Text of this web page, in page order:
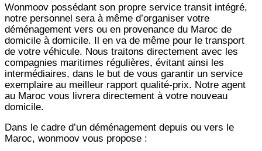
Wonmoov possédant son propre service transit intégré,
notre personnel sera à même d’organiser votre
déménagement vers ou en provenance du Maroc de
domicile à domicile. Il en va de même pour le transport
de votre véhicule. Nous traitons directement avec les
compagnies maritimes régulières, évitant ainsi les
intermédiaires, dans le but de vous garantir un service
exemplaire au meilleur rapport qualité-prix. Notre agent
au Maroc vous livrera directement à votre nouveau
domicile.
Dans le cadre d’un déménagement depuis ou vers le
Maroc, wonmoov vous propose :